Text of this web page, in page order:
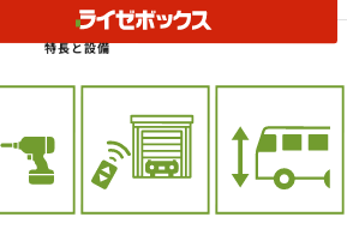
特長と設備